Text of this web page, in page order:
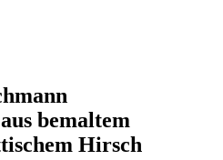
bemaltem
Hirsch